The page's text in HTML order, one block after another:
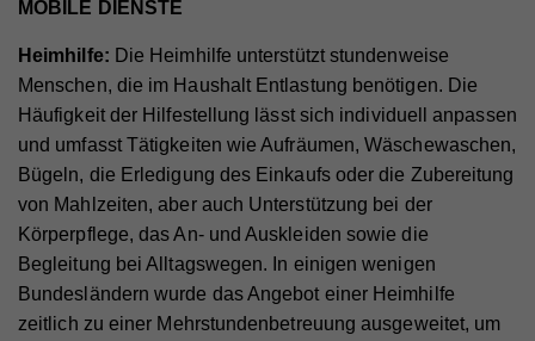
MOBILE DIENSTE
Heimhilfe: Die Heimhilfe unterstützt stundenweise
Menschen, die im Haushalt Entlastung benötigen. Die
Häufigkeit der Hilfestellung lässt sich individuell anpassen
und umfasst Tätigkeiten wie Aufräumen, Wäschewaschen,
Bügeln, die Erledigung des Einkaufs oder die Zubereitung
von Mahlzeiten, aber auch Unterstützung bei der
Körperpflege, das An- und Auskleiden sowie die
Begleitung bei Alltagswegen. In einigen wenigen
Bundesländern wurde das Angebot einer Heimhilfe
zeitlich zu einer Mehrstundenbetreuung ausgeweitet, um
Zweck
Barrierefreileiste.
Laufzeit 179 Tage
Zweck
integrierten YouTube-Videos zu schätzen.
Name vuid
Anbieter Vimeo
Zweck
Werbeprodukten anzuzeigen, zum Beispiel
Echtzeitgebote dritter Werbetreibender.
Name fr
Facebook
Laufzeit 90 Tage
Zweck
Beinhaltet eine eindeutige Browser und Benutzer
ID, die für gezielte Werbung verwendet werden.
unser Webseitenangebot laufend zu verbessern.
Name _ga
Anbieter Google Analytics
Laufzeit 2 Jahre
Zweck
Registriert eine eindeutige ID, die verwendet wird,
um statistische Daten dazu, wie der Besucher die
Website nutzt, zu generieren.
Cookie-Informationen anzeigen
Externe Inhalte
Mit dieser Einstellung werden externe Inhalte auf
unserer Webseite zugelassen, die von Drittanbietern
stammen (z.B. Inlineframes). Dabei werden
technische Daten (z.B. IP-Adresse) automatisch an
die jeweiligen Drittanbieter übermittelt, damit deren
Einbindungen auf unserer Webseite angezeigt